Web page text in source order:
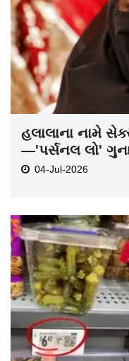
હલાલાના નામે
—'પર્સનલ લો'
04-Jul-2026